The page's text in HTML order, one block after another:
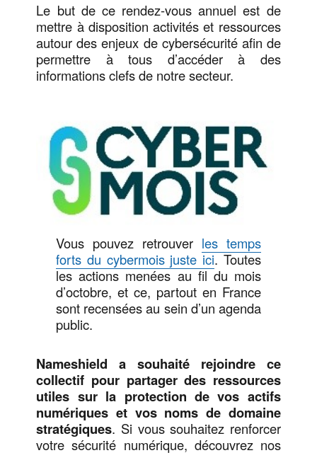
Le but de ce rendez-vous annuel est de
mettre à disposition activités et ressources
autour des enjeux de cybersécurité afin de
permettre à tous d’accéder à des
informations clefs de notre secteur.
Vous pouvez retrouver les temps
forts du cybermois juste ici. Toutes
les actions menées au fil du mois
d’octobre, et ce, partout en France
sont recensées au sein d’un agenda
public.
Nameshield a souhaité rejoindre ce
collectif pour partager des ressources
utiles sur la protection de vos actifs
numériques et vos noms de domaine
stratégiques. Si vous souhaitez renforcer
votre sécurité numérique, découvrez nos